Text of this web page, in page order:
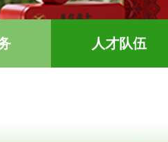
人才队伍